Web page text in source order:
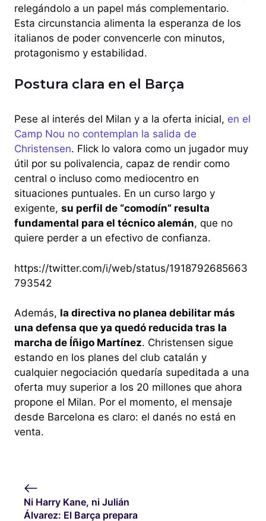
relegándolo a un papel más complementario.
Esta circunstancia alimenta la esperanza de los
italianos de poder convencerle con minutos,
protagonismo y estabilidad.
Postura clara en el Barça
Pese al interés del Milan y a la oferta inicial, en el
Camp Nou no contemplan la salida de
Christensen. Flick lo valora como un jugador muy
útil por su polivalencia, capaz de rendir como
central o incluso como mediocentro en
situaciones puntuales. En un curso largo y
exigente, su perfil de “comodín” resulta
fundamental para el técnico alemán, que no
quiere perder a un efectivo de confianza.
https://twitter.com/i/web/status/1918792685663
793542
Además, la directiva no planea debilitar más
una defensa que ya quedó reducida tras la
marcha de Íñigo Martínez. Christensen sigue
estando en los planes del club catalán y
cualquier negociación quedaría supeditada a una
oferta muy superior a los 20 millones que ahora
propone el Milan. Por el momento, el mensaje
desde Barcelona es claro: el danés no está en
venta.
Ni Harry Kane, ni Julián
Álvarez: El Barça prepara